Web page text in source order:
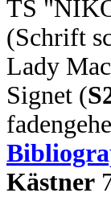
TS
(Schrift
Lady
Signet (
Kästner